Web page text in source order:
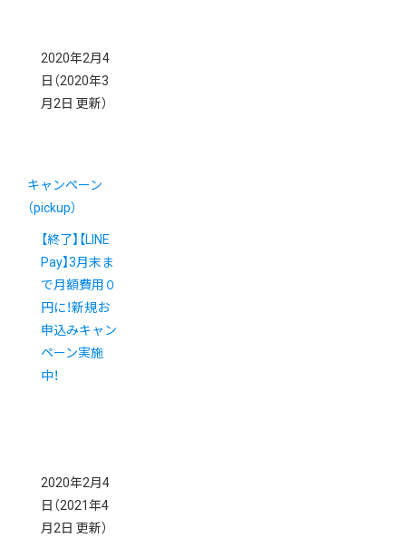
2020年2月4
日 （2020年3
月2日 更新）
キャンペーン
（pickup）
【終了】【LINE
Pay】3月末ま
で月額費用０
円に！新規お
申込みキャン
ペーン実施
中！
2020年2月4
日 （2021年4
月2日 更新）